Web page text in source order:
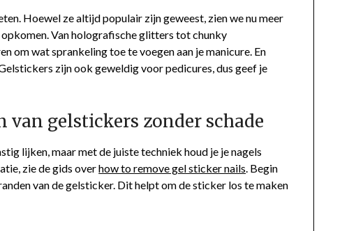
Hoewel ze altijd populair zijn geweest, zien we nu meer
Van holografische glitters tot chunky
om wat sprankeling toe te voegen aan je manicure. En
zijn ook geweldig voor pedicures, dus geef je
van gelstickers zonder schade
lijken, maar met de juiste techniek houd je je nagels
zie de gids overhow to remove gel sticker nails. Begin
van de gelsticker. Dit helpt om de sticker los te maken